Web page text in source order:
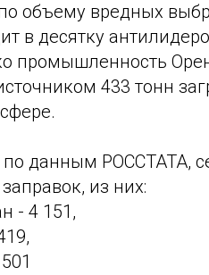
объему вредных
в десятку
промышленность
433 тонн
по данным РОССТАТА,
из них:
- 4 151,